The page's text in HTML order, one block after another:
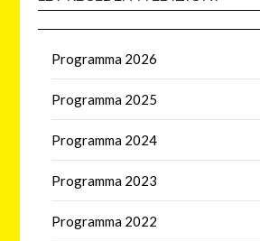
Programma 2026
Programma 2025
Programma 2024
Programma 2023
Programma 2022